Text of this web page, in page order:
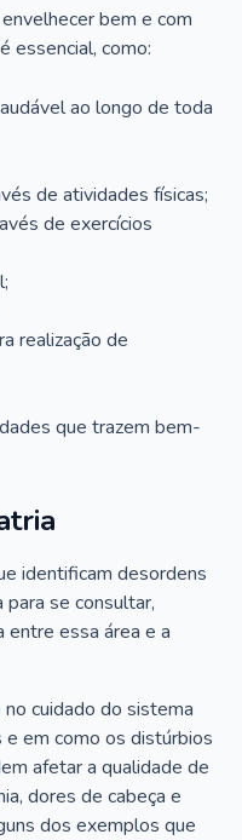
bem e com
essencial, como:
ao longo de toda
de atividades físicas;
de exercícios
realização de
que trazem bem-
identificam desordens
se consultar,
entre essa área e a
cuidado do sistema
e em como os distúrbios
afetar a qualidade de
dores de cabeça e
dos exemplos que